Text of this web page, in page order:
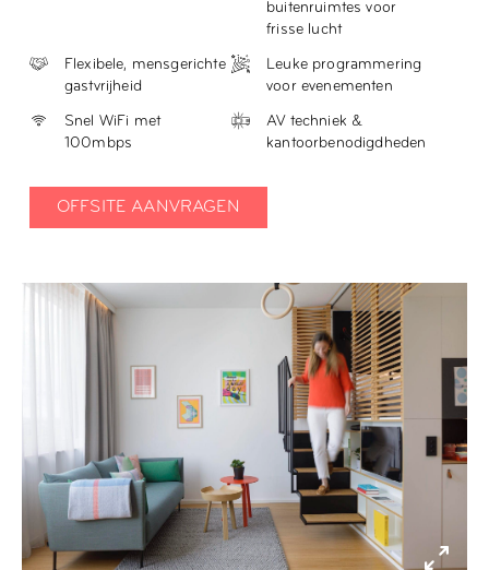
buitenruimtes voor
frisse lucht
Flexibele, mensgerichte
gastvrijheid
Leuke programmering
voor evenementen
Snel WiFi met
100mbps
AV techniek &
kantoorbenodigdheden
OFFSITE AANVRAGEN